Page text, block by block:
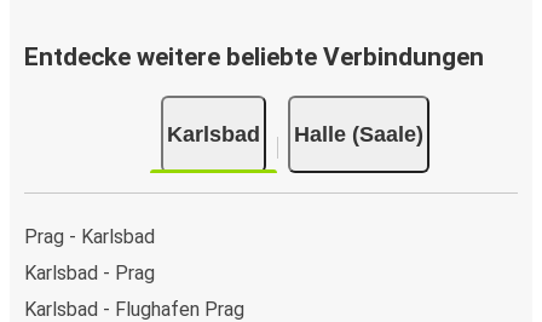
Entdecke weitere beliebte Verbindungen
Karlsbad Halle (Saale)
Prag - Karlsbad
Karlsbad - Prag
Karlsbad - Flughafen Prag